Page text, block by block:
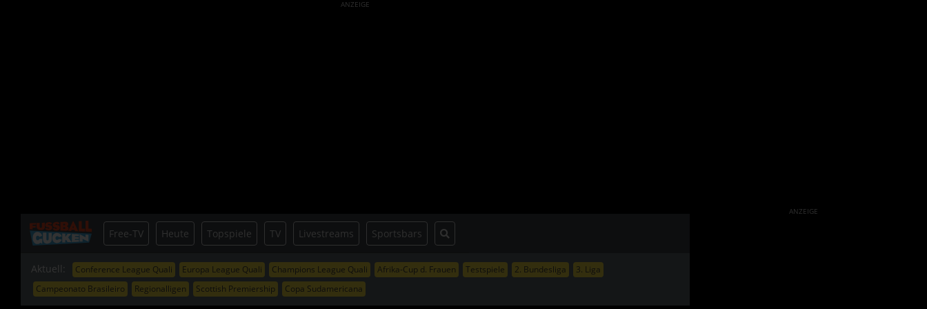
ANZEIGE
Aktuell: Conference League Quali Europa League Quali Champions League Quali Afrika-Cup d. Frauen Testspiele 2. Bundesliga
3. Liga
Campeonato Brasileiro
Regionalligen Scottish Premiership Copa Sudamericana
Free-TV Heute Topspiele TV Livestreams Sportsbars
ANZEIGE